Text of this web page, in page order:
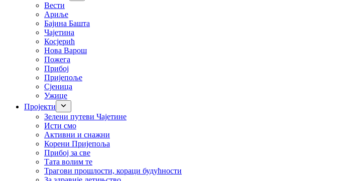
Вести
Ариље
Бајина Башта
Чајетина
Косјерић
Нова Варош
Пожега
Прибој
Пријепоље
Сјеница
Ужице
Пројекти
Зелени путеви Чајетине
Исти смо
Активни и снажни
Корени Пријепоља
Прибој за све
Тата волим те
Трагови прошлости, кораци будућности